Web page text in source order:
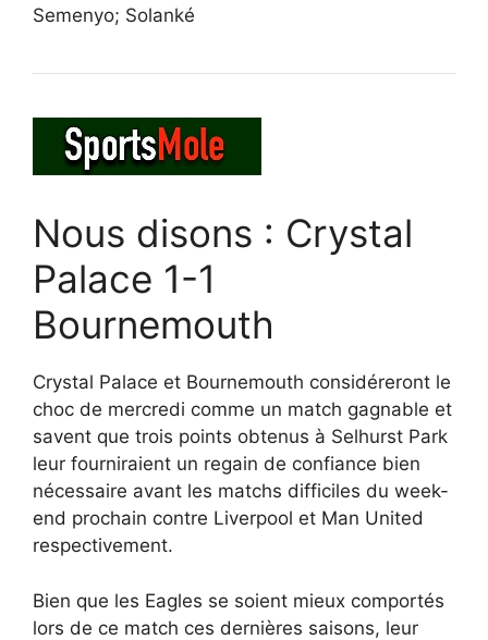
Semenyo; Solanké
Nous disons : Crystal
Palace 1-1
Bournemouth
Crystal Palace et Bournemouth considéreront le
choc de mercredi comme un match gagnable et
savent que trois points obtenus à Selhurst Park
leur fourniraient un regain de confiance bien
nécessaire avant les matchs difficiles du week-
end prochain contre Liverpool et Man United
respectivement.
Bien que les Eagles se soient mieux comportés
lors de ce match ces dernières saisons, leur